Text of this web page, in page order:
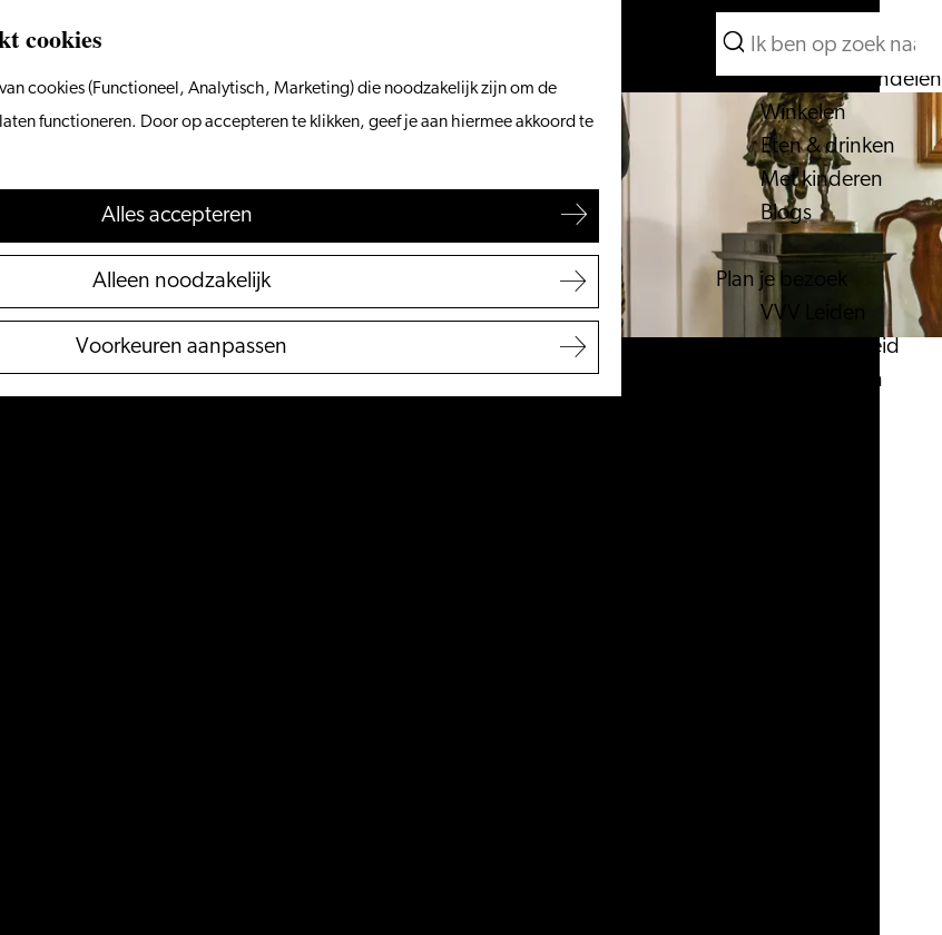
cookies
cookies (Functioneel, Analytisch, Marketing) die noodzakelijk zijn om de
functioneren. Door op accepteren te klikken, geef je aan hiermee akkoord te
Alles accepteren
Alleen noodzakelijk
Voorkeuren aanpassen
Menu
Zoeken
Wat te doen
Vanaf het water
Fietsen & wandelen
Winkelen
Eten & drinken
Met kinderen
Blogs
Plan je bezoek
VVV Leiden
Bereikbaarheid
Overnachten
Zoeken